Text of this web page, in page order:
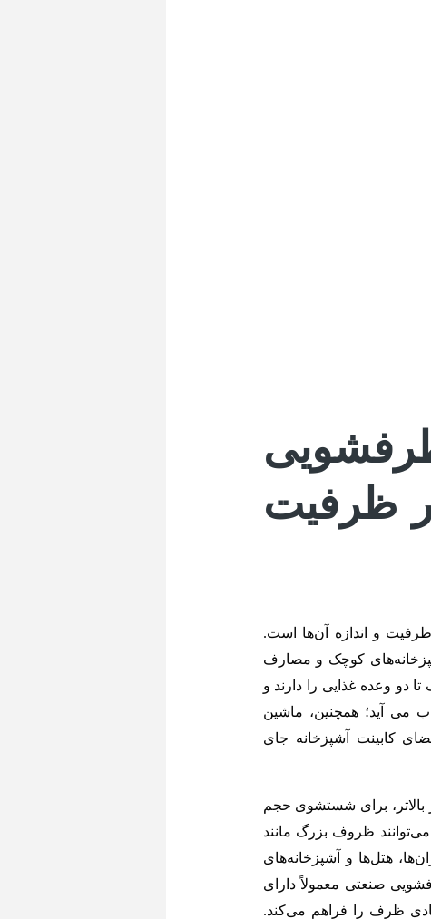
ظرفیت
ظرفیت و اندازه آن‌ها است.
کوچک و مصارف
دو وعده غذایی را دارند و
می آید؛ همچنین، ماشین
کابینت آشپزخانه جای
برای شستشوی حجم
ظروف بزرگ مانند
هتل‌ها و آشپزخانه‌های
صنعتی معمولاً دارای
ظرف را فراهم می‌کند.